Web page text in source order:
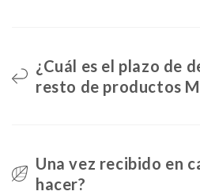
¿Cuál es el plazo de
resto de productos
Una vez recibido en
hacer?